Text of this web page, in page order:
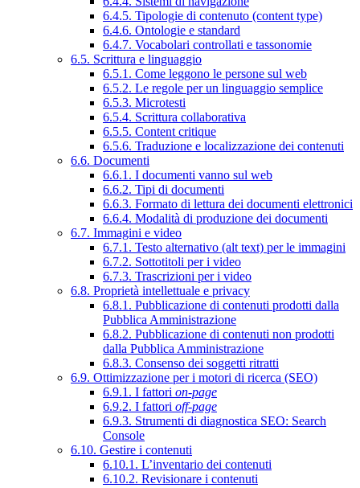
6.4.5. Tipologie di contenuto (content type)
6.4.6. Ontologie e standard
6.4.7. Vocabolari controllati e tassonomie
6.5. Scrittura e linguaggio
6.5.1. Come leggono le persone sul web
6.5.2. Le regole per un linguaggio semplice
6.5.3. Microtesti
6.5.4. Scrittura collaborativa
6.5.5. Content critique
6.5.6. Traduzione e localizzazione dei contenuti
6.6. Documenti
6.6.1. I documenti vanno sul web
6.6.2. Tipi di documenti
6.6.3. Formato di lettura dei documenti elettronici
6.6.4. Modalità di produzione dei documenti
6.7. Immagini e video
6.7.1. Testo alternativo (alt text) per le immagini
6.7.2. Sottotitoli per i video
6.7.3. Trascrizioni per i video
6.8. Proprietà intellettuale e privacy
6.8.1. Pubblicazione di contenuti prodotti dalla
Pubblica Amministrazione
6.8.2. Pubblicazione di contenuti non prodotti
dalla Pubblica Amministrazione
6.8.3. Consenso dei soggetti ritratti
6.9. Ottimizzazione per i motori di ricerca (SEO)
6.9.1. I fattori on-page
6.9.2. I fattori off-page
6.9.3. Strumenti di diagnostica SEO: Search
Console
6.10. Gestire i contenuti
6.10.1. L’inventario dei contenuti
6.10.2. Revisionare i contenuti